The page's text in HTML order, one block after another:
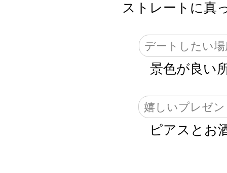
ストレートに真
デートしたい場
景色が良い
嬉しいプレゼ
ピアスとお